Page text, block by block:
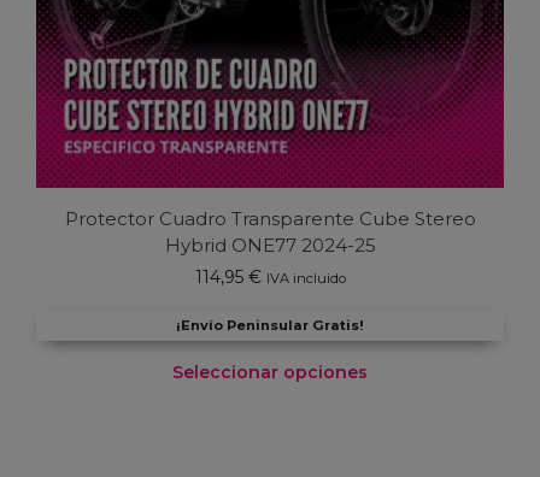
Protector Cuadro Transparente Cube Stereo
Hybrid ONE77 2024-25
114,95 € IVA incluido
¡Envío Peninsular Gratis!
Seleccionar opciones